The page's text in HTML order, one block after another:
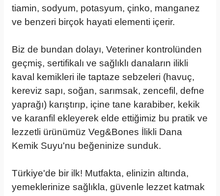
tiamin, sodyum, potasyum, çinko, manganez
ve benzeri birçok hayati elementi içerir.
Biz de bundan dolayı, Veteriner kontrolünden
geçmiş, sertifikalı ve sağlıklı danaların ilikli
kaval kemikleri ile taptaze sebzeleri (havuç,
kereviz sapı, soğan, sarımsak, zencefil, defne
yaprağı) karıştırıp, içine tane karabiber, kekik
ve karanfil ekleyerek elde ettiğimiz bu pratik ve
lezzetli ürünümüz Veg&Bones İlikli Dana
Kemik Suyu'nu beğeninize sunduk.
Türkiye'de bir ilk! Mutfakta, elinizin altında,
yemeklerinize sağlıkla, güvenle lezzet katmak